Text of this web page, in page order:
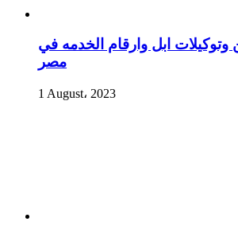
ابل وارقام الخدمه في
مصر
1 August، 2023